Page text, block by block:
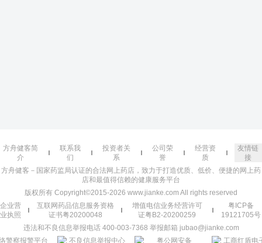
方舟健客简
介
联系我
们
投资者关
系
公司荣
誉
经营资
质
友情链
接
方舟健客－国家药监局认证的合法网上药店，致力于打造优质、低价、便捷的网上药
店和最值得信赖的健康服务平台
版权所有 Copyright©2015-2026 www.jianke.com All rights reserved
企业营
业执照
互联网药品信息服务资格
证书粤20200048
增值电信业务经营许可
证粤B2-20200259
粤ICP备
19121705号
违法和不良信息举报电话 400-003-7368 举报邮箱 jubao@jianke.com